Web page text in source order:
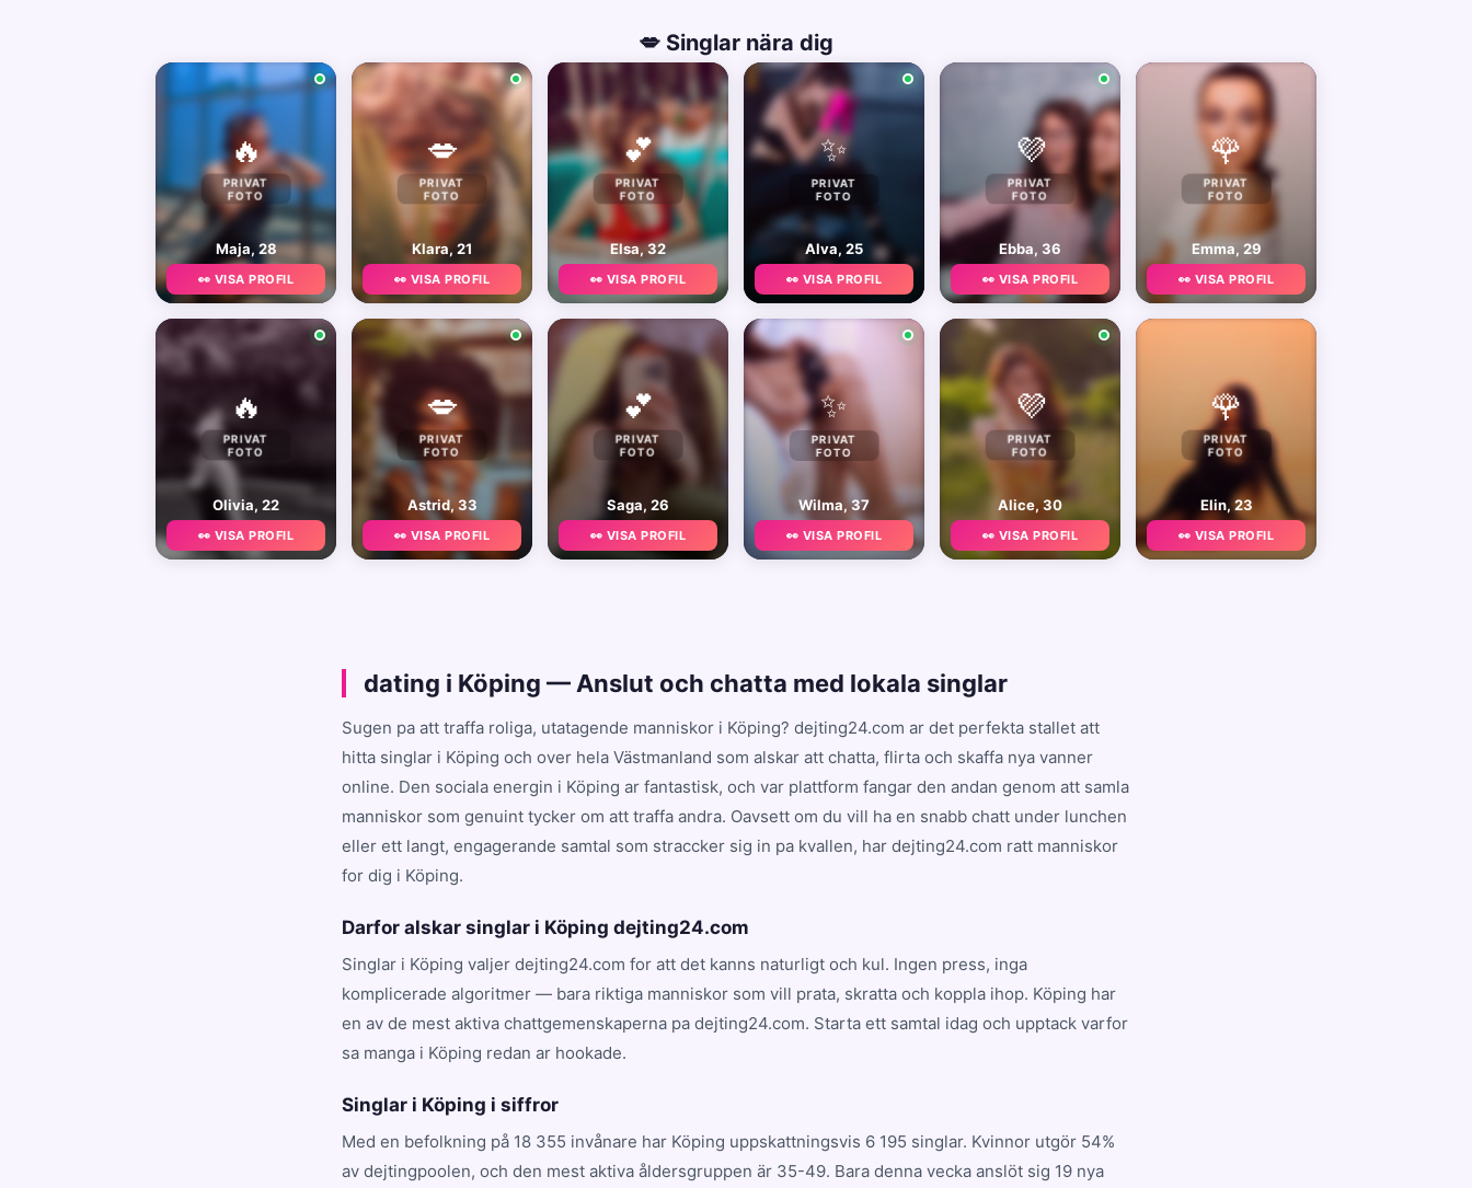
💋 Singlar nära dig
🔥
PRIVAT
FOTO
Maja, 28
👀 VISA PROFIL
💋
PRIVAT
FOTO
Klara, 21
👀 VISA PROFIL
💕
PRIVAT
FOTO
Elsa, 32
👀 VISA PROFIL
✨
PRIVAT
FOTO
Alva, 25
👀 VISA PROFIL
💜
PRIVAT
FOTO
Ebba, 36
👀 VISA PROFIL
🌹
PRIVAT
FOTO
Emma, 29
👀 VISA PROFIL
🔥
PRIVAT
FOTO
Olivia, 22
👀 VISA PROFIL
💋
PRIVAT
FOTO
Astrid, 33
👀 VISA PROFIL
💕
PRIVAT
FOTO
Saga, 26
👀 VISA PROFIL
✨
PRIVAT
FOTO
Wilma, 37
👀 VISA PROFIL
💜
PRIVAT
FOTO
Alice, 30
👀 VISA PROFIL
🌹
PRIVAT
FOTO
Elin, 23
👀 VISA PROFIL
dating i Köping — Anslut och chatta med lokala singlar
Sugen pa att traffa roliga, utatagende manniskor i Köping? dejting24.com ar det perfekta stallet att
hitta singlar i Köping och over hela Västmanland som alskar att chatta, flirta och skaffa nya vanner
online. Den sociala energin i Köping ar fantastisk, och var plattform fangar den andan genom att samla
manniskor som genuint tycker om att traffa andra. Oavsett om du vill ha en snabb chatt under lunchen
eller ett langt, engagerande samtal som straccker sig in pa kvallen, har dejting24.com ratt manniskor
for dig i Köping.
Darfor alskar singlar i Köping dejting24.com
Singlar i Köping valjer dejting24.com for att det kanns naturligt och kul. Ingen press, inga
komplicerade algoritmer — bara riktiga manniskor som vill prata, skratta och koppla ihop. Köping har
en av de mest aktiva chattgemenskaperna pa dejting24.com. Starta ett samtal idag och upptack varfor
sa manga i Köping redan ar hookade.
Singlar i Köping i siffror
Med en befolkning på 18 355 invånare har Köping uppskattningsvis 6 195 singlar. Kvinnor utgör 54%
av dejtingpoolen, och den mest aktiva åldersgruppen är 35-49. Bara denna vecka anslöt sig 19 nya